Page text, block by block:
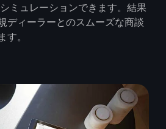
ミュレーションできます。結果
ディーラーとのスムーズな商談
す。